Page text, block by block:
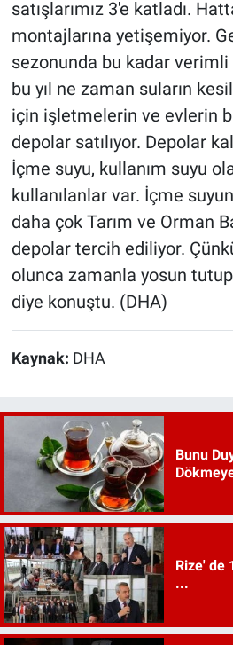
satışlarımız 3'e katladı.
montajlarına yetişemiyor.
sezonunda bu kadar
bu yıl ne zaman suların
için işletmelerin ve evlerin
depolar satılıyor. Depolar
İçme suyu, kullanım suyu
kullanılanlar var. İçme
daha çok Tarım ve Orman
depolar tercih ediliyor.
olunca zamanla yosun
diye konuştu. (DHA)
Kaynak: DHA
Bunu
Rize' de
...